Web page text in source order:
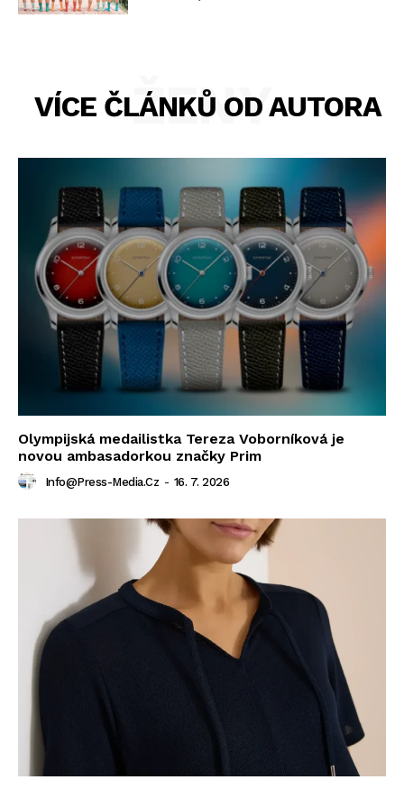
VÍCE ČLÁNKŮ OD AUTORA
ŽENY
Olympijská medailistka Tereza Voborníková je
novou ambasadorkou značky Prim
Info@press-Media.cz - 16. 7. 2026